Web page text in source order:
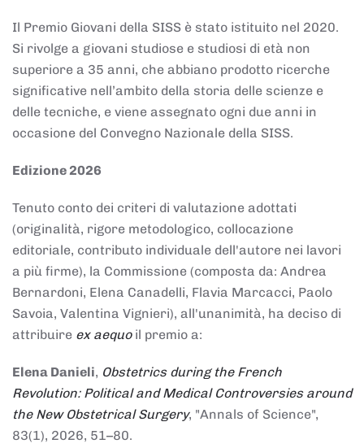
Il Premio Giovani della SISS è stato istituito nel 2020.
Si rivolge a giovani studiose e studiosi di età non
superiore a 35 anni, che abbiano prodotto ricerche
significative nell’ambito della storia delle scienze e
delle tecniche, e viene assegnato ogni due anni in
occasione del Convegno Nazionale della SISS.
Edizione 2026
Tenuto conto dei criteri di valutazione adottati
(originalità, rigore metodologico, collocazione
editoriale, contributo individuale dell'autore nei lavori
a più firme), la Commissione (composta da: Andrea
Bernardoni, Elena Canadelli, Flavia Marcacci, Paolo
Savoia, Valentina Vignieri), all'unanimità, ha deciso di
attribuire ex aequoil premio a:
Elena Danieli, Obstetrics during the French
Revolution: Political and Medical Controversies around
the New Obstetrical Surgery, "Annals of Science",
83(1), 2026, 51–80.